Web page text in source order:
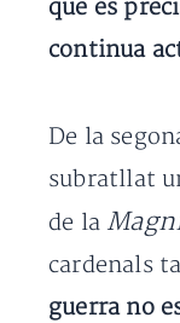
que és
continua
De la
subratllat
de la
cardenals
guerra no